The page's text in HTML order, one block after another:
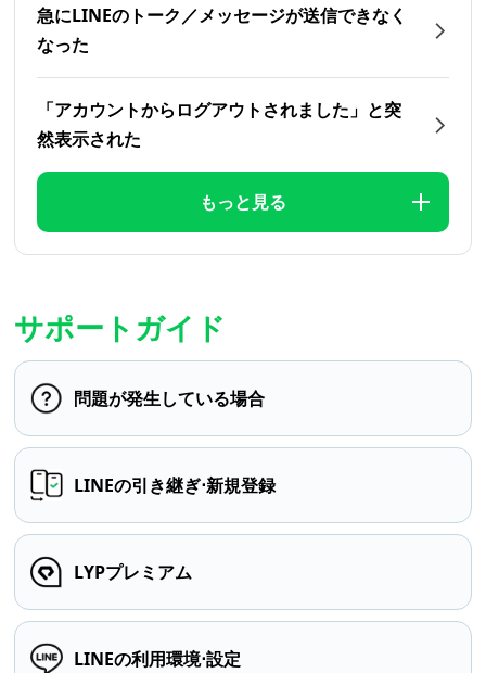
急にLINEのトーク／メッセージが送信できなく
なった
「アカウントからログアウトされました」と突
然表示された
もっと見る
サポートガイド
問題が発生している場合
LINEの引き継ぎ⋅新規登録
LYPプレミアム
LINEの利用環境⋅設定